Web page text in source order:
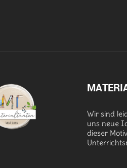
Wir sind
uns neue
dieser